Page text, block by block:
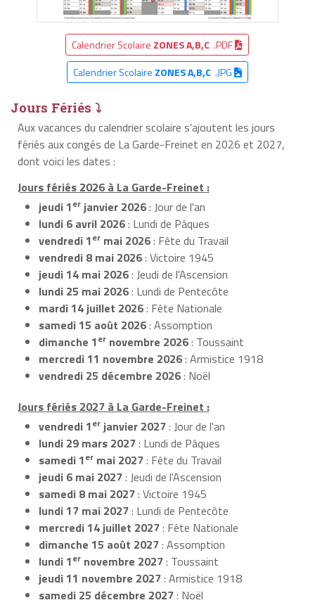
Calendrier Scolaire ZONES A,B,C .PDF
Calendrier Scolaire ZONES A,B,C.JPG
Jours Fériés ⤵
Aux vacances du calendrier scolaire s’ajoutent les jours
fériés aux congés de La Garde-Freinet en 2026 et 2027,
dont voici les dates :
Jours fériés 2026 à La Garde-Freinet :
jeudi 1er janvier 2026: Jour de l'an
lundi 6 avril 2026: Lundi de Pâques
vendredi 1er mai 2026: Fête du Travail
vendredi 8 mai 2026: Victoire 1945
jeudi 14 mai 2026: Jeudi de l'Ascension
lundi 25 mai 2026: Lundi de Pentecôte
mardi 14 juillet 2026: Fête Nationale
samedi 15 août 2026: Assomption
dimanche 1er novembre 2026: Toussaint
mercredi 11 novembre 2026: Armistice 1918
vendredi 25 décembre 2026: Noël
Jours fériés 2027 à La Garde-Freinet :
vendredi 1er janvier 2027: Jour de l'an
lundi 29 mars 2027: Lundi de Pâques
samedi 1er mai 2027: Fête du Travail
jeudi 6 mai 2027: Jeudi de l'Ascension
samedi 8 mai 2027: Victoire 1945
lundi 17 mai 2027: Lundi de Pentecôte
mercredi 14 juillet 2027: Fête Nationale
dimanche 15 août 2027: Assomption
lundi 1er novembre 2027: Toussaint
jeudi 11 novembre 2027: Armistice 1918
samedi 25 décembre 2027: Noël